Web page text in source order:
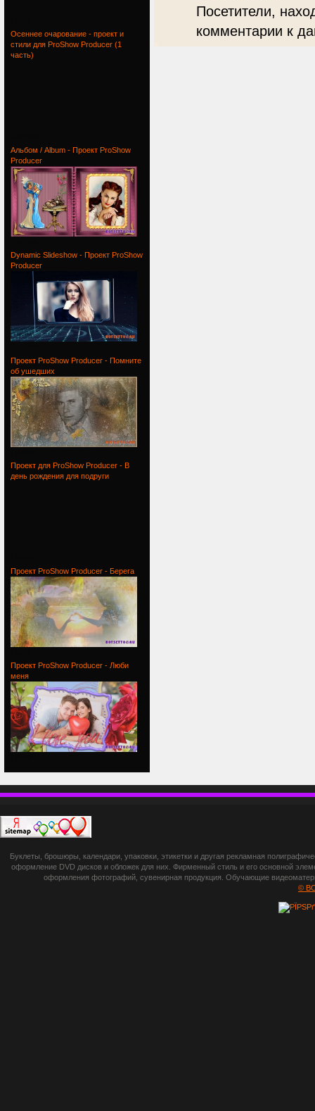
Посетители,
комментарии к
Осеннее очарование - проект и
стили для ProShow Producer (1
часть)
Альбом / Album - Проект ProShow
Producer
Dynamic Slideshow - Проект ProShow
Producer
Проект ProShow Producer - Помните
об ушедших
Проект для ProShow Producer - В
день рождения для подруги
Проект ProShow Producer - Берега
Проект ProShow Producer - Люби
меня
botsetto.ru -
photoshop,
шрифты,
Буклеты, брошюры, календари, упаковки, этикетки и другая рекламная
оформление DVD дисков и обложек для них. Фирменный стиль и его основной
оформления фотографий, сувенирная продукция. Обучающие
©